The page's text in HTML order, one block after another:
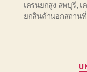
เครนยกสูง ลพบุรี, เ
ยกสินค้านอกสถานที่,